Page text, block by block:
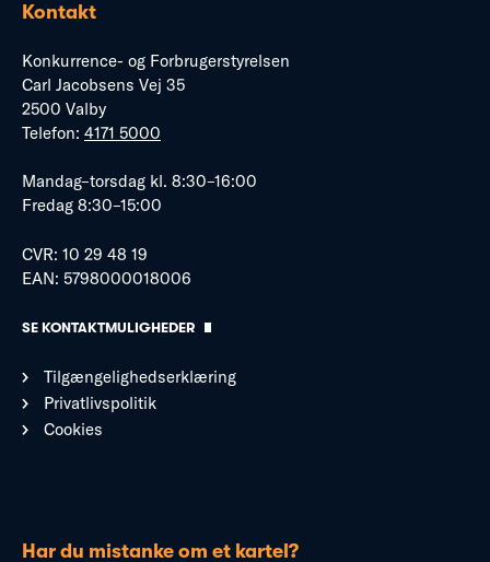
Kontakt
Konkurrence- og Forbrugerstyrelsen
Carl Jacobsens Vej 35
2500 Valby
Telefon: 4171 5000
Mandag–torsdag kl. 8:30–16:00
Fredag 8:30–15:00
CVR: 10 29 48 19
EAN: 5798000018006
SE KONTAKTMULIGHEDER
Tilgængelighedserklæring
Privatlivspolitik
Cookies
Har du mistanke om et kartel?